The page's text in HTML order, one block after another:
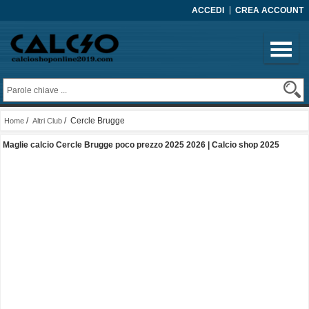
ACCEDI CREA ACCOUNT
Home / Altri Club / Cercle Brugge
Maglie calcio Cercle Brugge poco prezzo 2025 2026 | Calcio shop 2025